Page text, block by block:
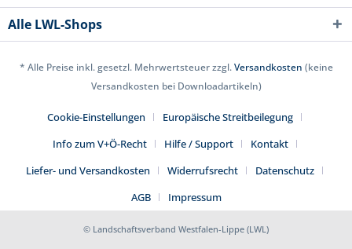
Alle LWL-Shops
* Alle Preise inkl. gesetzl. Mehrwertsteuer zzgl.Versandkosten (keine
Versandkosten bei Downloadartikeln)
Cookie-Einstellungen
Europäische Streitbeilegung
Info zum V+Ö-Recht
Hilfe / Support
Kontakt
Liefer- und Versandkosten
Widerrufsrecht
Datenschutz
AGB
Impressum
© Landschaftsverband Westfalen-Lippe (LWL)